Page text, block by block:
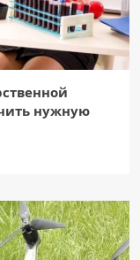
нужную